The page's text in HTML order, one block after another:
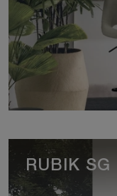
RUBIK SG